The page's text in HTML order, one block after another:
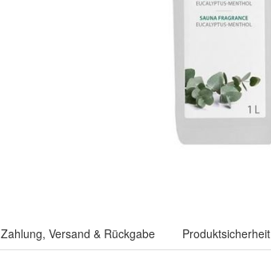
Zahlung, Versand & Rückgabe Produktsicherheit